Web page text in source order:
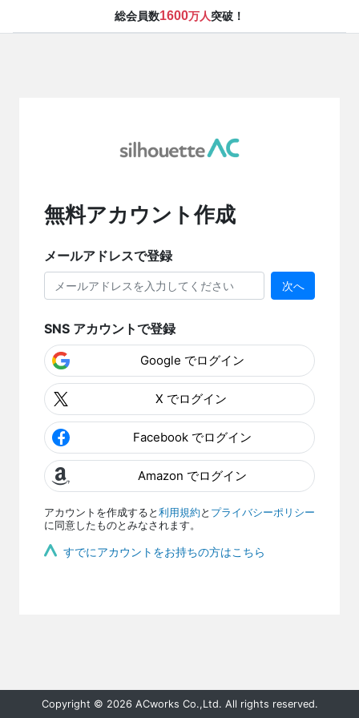
総会員数1600万人突破！
無料アカウント作成
メールアドレスで登録
次へ
SNS アカウントで登録
Google でログイン
X でログイン
Facebook でログイン
Amazon でログイン
アカウントを作成すると 利用規約 と プライバシーポリシー
に同意したものとみなされます。
すでにアカウントをお持ちの方はこちら
Copyright © 2026 ACworks Co.,Ltd. All rights reserved.